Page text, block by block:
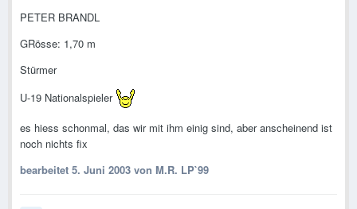
PETER BRANDL
GRösse: 1,70 m
Stürmer
U-19 Nationalspieler
es hiess schonmal, das wir mit ihm einig sind, aber anscheinend ist
noch nichts fix
bearbeitet 5. Juni 2003 von M.R. LP`99